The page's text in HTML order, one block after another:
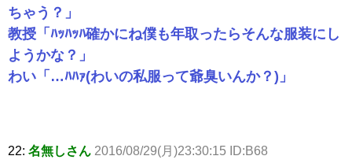
ちゃう？」
教授「ﾊｯﾊｯﾊ確かにね僕も年取ったらそんな服装にし
ようかな？」
わい「…ﾊﾊｧ(わいの私服って爺臭いんか？)」
22: 名無しさん 2016/08/29(月)23:30:15 ID:B68